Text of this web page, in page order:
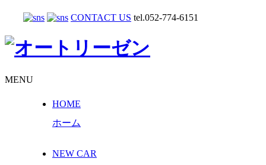
CONTACT US tel.052-774-6151
MENU
HOME
ホーム
NEW CAR